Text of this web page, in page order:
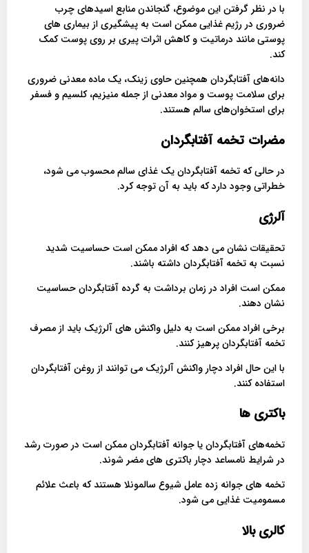
با در نظر گرفتن این موضوع، گنجاندن منابع اسیدهای چرب
ضروری در رژیم غذایی ممکن است به پیشگیری از بیماری های
پوستی مانند درماتیت و کاهش اثرات پیری بر روی پوست کمک
کند.
دانه‌های آفتابگردان همچنین حاوی زینک، یک ماده معدنی ضروری
برای سلامت پوست و مواد معدنی از جمله منیزیم، کلسیم و فسفر
برای استخوان‌های سالم هستند.
مضرات تخمه آفتابگردان
در حالی که تخمه آفتابگردان یک غذای سالم محسوب می شود،
خطراتی وجود دارد که باید به آن توجه کرد.
آلرژی
تحقیقات نشان می دهد که افراد ممکن است حساسیت شدید
نسبت به تخمه آفتابگردان داشته باشند.
ممکن است افراد در زمان برداشت به گرده آفتابگردان حساسیت
نشان دهند.
برخی افراد ممکن است به دلیل واکنش های آلرژیک باید از مصرف
تخمه آفتابگردان پرهیز کنند.
با این حال افراد دچار واکنش آلرژیک می توانند از روغن آفتابگردان
استفاده کنند.
باکتری ها
تخمه‌های آفتابگردان یا جوانه آفتابگردان ممکن است در صورت رشد
در شرایط نامساعد دچار باکتری های مضر شوند.
تخمه های جوانه زده عامل شیوع سالمونلا هستند که باعث علائم
مسمومیت غذایی می شود.
کالری بالا